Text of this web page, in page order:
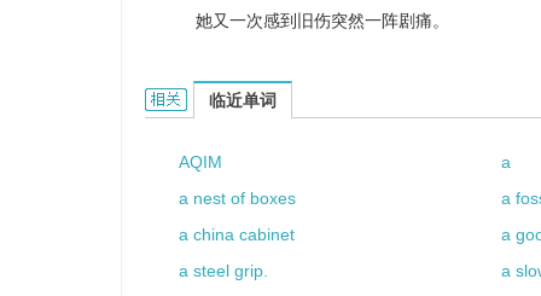
她又一次感到旧伤突然一阵剧痛。
a gust of的相关资料：
临近单词
AQIM
a
a nest of boxes
a
a china cabinet
a
a steel grip.
a